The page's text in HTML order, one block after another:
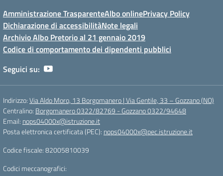
Amministrazione TrasparenteAlbo onlinePrivacy Policy
Dichiarazione di accessibilitàNote legali
Archivio Albo Pretorio al 21 gennaio 2019
Codice di comportamento dei dipendenti pubblici
Seguici su:
Indirizzo:Via Aldo Moro, 13 Borgomanero | Via Gentile, 33 – Gozzano (NO)
Centralino: Borgomanero 0322/82769 - Gozzano 0322/94648
Email: nops04000x@istruzione.it
Posta elettronica certificata (PEC): nops04000x@pec.istruzione.it
Codice fiscale: 82005810039
Codici meccanografici: